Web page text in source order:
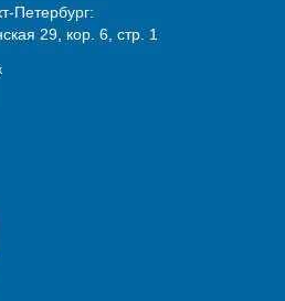
Петербург:
29, кор. 6, стр. 1